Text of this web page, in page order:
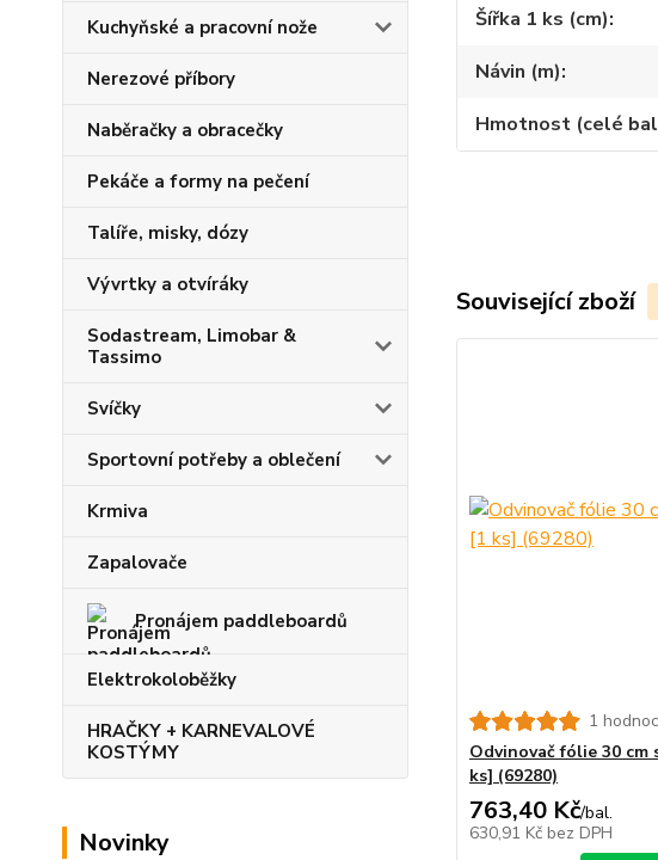
Kuchyňské a pracovní nože
Nerezové příbory
Naběračky a obracečky
Pekáče a formy na pečení
Talíře, misky, dózy
Vývrtky a otvíráky
Sodastream, Limobar &
Tassimo
Svíčky
Sportovní potřeby a oblečení
Krmiva
Zapalovače
Pronájem paddleboardů
Elektrokoloběžky
HRAČKY + KARNEVALOVÉ
KOSTÝMY
Novinky
Šířka 1 ks (cm)
Návin (m)
Hmotnost (celé
Související zboží
1
Odvinovač fólie 30 cm
ks] (69280)
763,40 Kč/bal.
630,91 Kč bez DPH